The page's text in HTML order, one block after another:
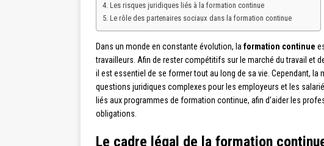
Les risques juridiques liés à la formation continue
Le rôle des partenaires sociaux dans la formation continue
Dans un monde en constante évolution, la formation continue
travailleurs. Afin de rester compétitifs sur le marché du travail et
il est essentiel de se former tout au long de sa vie. Cependant,
questions juridiques complexes pour les employeurs et les
liés aux programmes de formation continue, afin d’aider les
obligations.
Le cadre légal de la formation